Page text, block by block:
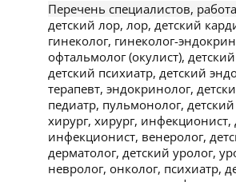
Перечень специалистов,
детский лор, лор, детский
гинеколог, гинеколог-
офтальмолог (окулист),
детский психиатр, детский
терапевт, эндокринолог,
педиатр, пульмонолог,
хирург, хирург, инфекционист,
инфекционист, венеролог,
дерматолог, детский уролог,
невролог, онколог, психиатр,